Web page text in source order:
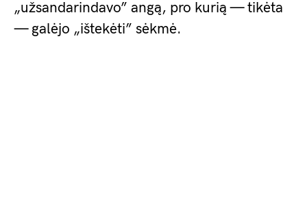
„užsandarindavo” angą, pro kurią — tikėta
— galėjo „ištekėti” sėkmė.